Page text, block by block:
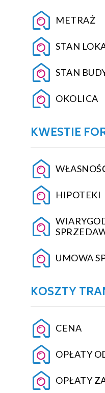
METRAŻ
STAN
STAN
OKOLICA
KWESTIE
HIPOTEKI
UMOWA
KOSZTY
CENA
OPŁATY
OPŁATY